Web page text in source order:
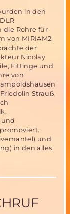
in den
die Rohre für
von MIRIAM2
der
Nicolay
Fittinge und
von
Strauß,
und
in den alles